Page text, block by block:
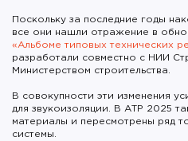
Поскольку за последние годы
все они нашли отражение в
«Альбоме типовых технических
разработали совместно с НИИ
Министерством строительства.
В совокупности эти изменения
для звукоизоляции. В АТР 2025
материалы и пересмотрены ряд
системы.